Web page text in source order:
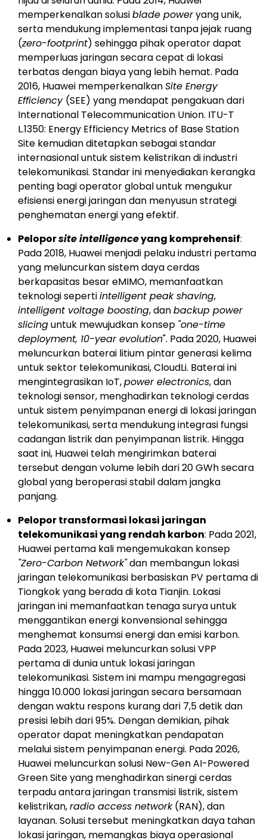
memperkenalkan solusiblade poweryang unik,
serta mendukung implementasi tanpa jejak ruang
(zero-footprint) sehingga pihak operator dapat
memperluas jaringan secara cepat di lokasi
terbatas dengan biaya yang lebih hemat. Pada
2016, Huawei memperkenalkanSite Energy
Efficiency (SEE) yang mendapat pengakuan dari
International Telecommunication Union. ITU-T
L.1350: Energy Efficiency Metrics of Base Station
Site kemudian ditetapkan sebagai standar
internasional untuk sistem kelistrikan di industri
telekomunikasi. Standar ini menyediakan kerangka
penting bagi operator global untuk mengukur
efisiensi energi jaringan dan menyusun strategi
penghematan energi yang efektif.
Peloporsite intelligenceyang komprehensif:
Pada 2018, Huawei menjadi pelaku industri pertama
yang meluncurkan sistem daya cerdas
berkapasitas besar eMIMO, memanfaatkan
teknologi sepertiintelligent peak shaving,
intelligent voltage boosting, danbackup power
slicinguntuk mewujudkan konsep "one-time
deployment, 10-year evolution". Pada 2020, Huawei
meluncurkan baterai litium pintar generasi kelima
untuk sektor telekomunikasi, CloudLi. Baterai ini
mengintegrasikan IoT,power electronics, dan
teknologi sensor, menghadirkan teknologi cerdas
untuk sistem penyimpanan energi di lokasi jaringan
telekomunikasi, serta mendukung integrasi fungsi
cadangan listrik dan penyimpanan listrik. Hingga
saat ini, Huawei telah mengirimkan baterai
tersebut dengan volume lebih dari 20 GWh secara
global yang beroperasi stabil dalam jangka
panjang.
Pelopor transformasi lokasi jaringan
telekomunikasi yang rendah karbon: Pada 2021,
Huawei pertama kali mengemukakan konsep
"Zero-Carbon Network"dan membangun lokasi
jaringan telekomunikasi berbasiskan PV pertama di
Tiongkok yang berada di kota Tianjin. Lokasi
jaringan ini memanfaatkan tenaga surya untuk
menggantikan energi konvensional sehingga
menghemat konsumsi energi dan emisi karbon.
Pada 2023, Huawei meluncurkan solusi VPP
pertama di dunia untuk lokasi jaringan
telekomunikasi. Sistem ini mampu mengagregasi
hingga 10.000 lokasi jaringan secara bersamaan
dengan waktu respons kurang dari 7,5 detik dan
presisi lebih dari 95%. Dengan demikian, pihak
operator dapat meningkatkan pendapatan
melalui sistem penyimpanan energi. Pada 2026,
Huawei meluncurkan solusi New-Gen AI-Powered
Green Site yang menghadirkan sinergi cerdas
terpadu antara jaringan transmisi listrik, sistem
kelistrikan,radio access network(RAN), dan
layanan. Solusi tersebut meningkatkan daya tahan
lokasi jaringan, memangkas biaya operasional